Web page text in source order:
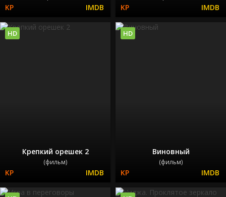
Крепкий орешек 2
(фильм)
HD
Виновный
(фильм)
HD